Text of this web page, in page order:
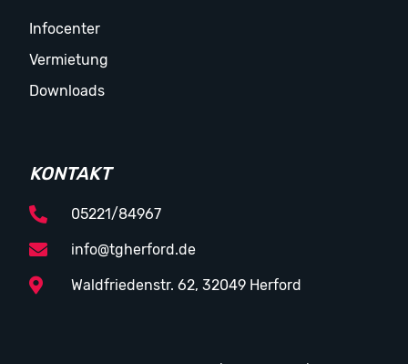
Infocenter
Vermietung
Downloads
KONTAKT
05221/84967
info@tgherford.de
Waldfriedenstr. 62, 32049 Herford